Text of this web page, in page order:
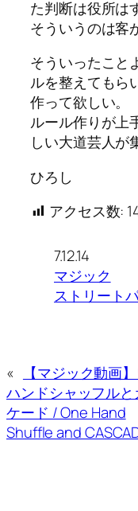
た判断は役所は
そういうのは客
そういったこと
ルを整えてもら
作って欲しい。
ルール作りが上
しい大道芸人が
ひろし
アクセス数:
7.12.14
マジック
ストリート
«
【マジック動画
ハンドシャッフルと
ケード / One Hand
Shuffle and